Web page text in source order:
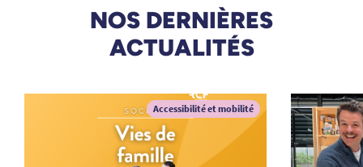
NOS DERNIÈRES
ACTUALITÉS
Accessibilité et mobilité